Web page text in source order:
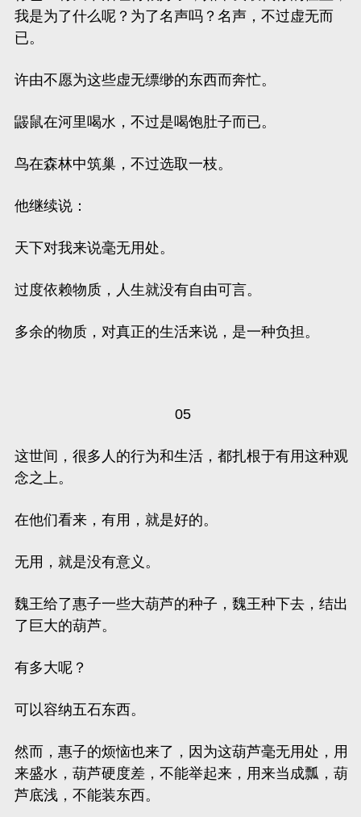
我是为了什么呢？为了名声吗？名声，不过虚无而
已。
许由不愿为这些虚无缥缈的东西而奔忙。
鼹鼠在河里喝水，不过是喝饱肚子而已。
鸟在森林中筑巢，不过选取一枝。
他继续说：
天下对我来说毫无用处。
过度依赖物质，人生就没有自由可言。
多余的物质，对真正的生活来说，是一种负担。
05
这世间，很多人的行为和生活，都扎根于有用这种观
念之上。
在他们看来，有用，就是好的。
无用，就是没有意义。
魏王给了惠子一些大葫芦的种子，魏王种下去，结出
了巨大的葫芦。
有多大呢？
可以容纳五石东西。
然而，惠子的烦恼也来了，因为这葫芦毫无用处，用
来盛水，葫芦硬度差，不能举起来，用来当成瓢，葫
芦底浅，不能装东西。